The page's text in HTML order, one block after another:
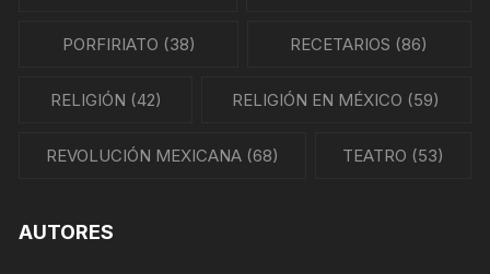
PORFIRIATO (38) RECETARIOS (86)
RELIGIÓN (42) RELIGIÓN EN MÉXICO (59)
REVOLUCIÓN MEXICANA (68) TEATRO (53)
AUTORES